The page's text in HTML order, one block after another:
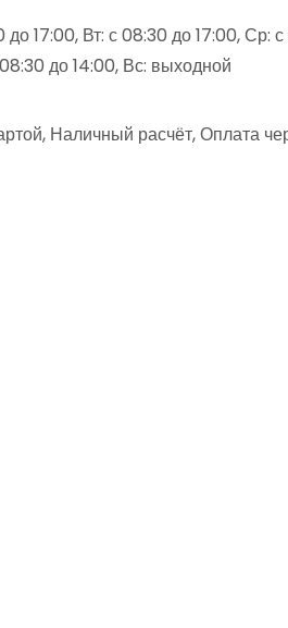
17:00, Вт: с 08:30 до 17:00, Ср:
до 14:00, Вс: выходной
Наличный расчёт, Оплата